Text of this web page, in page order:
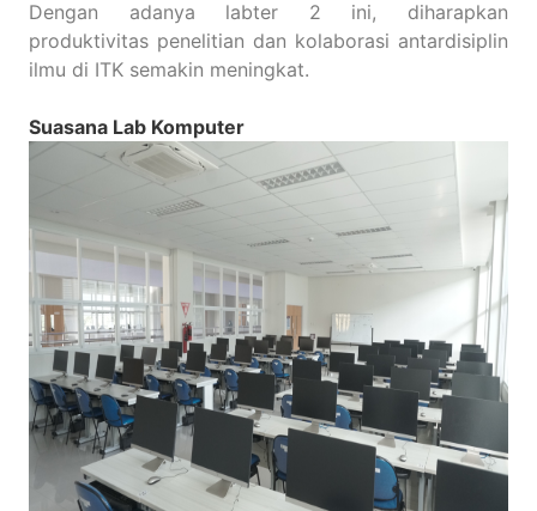
Dengan adanya labter 2 ini, diharapkan
produktivitas penelitian dan kolaborasi antardisiplin
ilmu di ITK semakin meningkat.
Suasana Lab Komputer